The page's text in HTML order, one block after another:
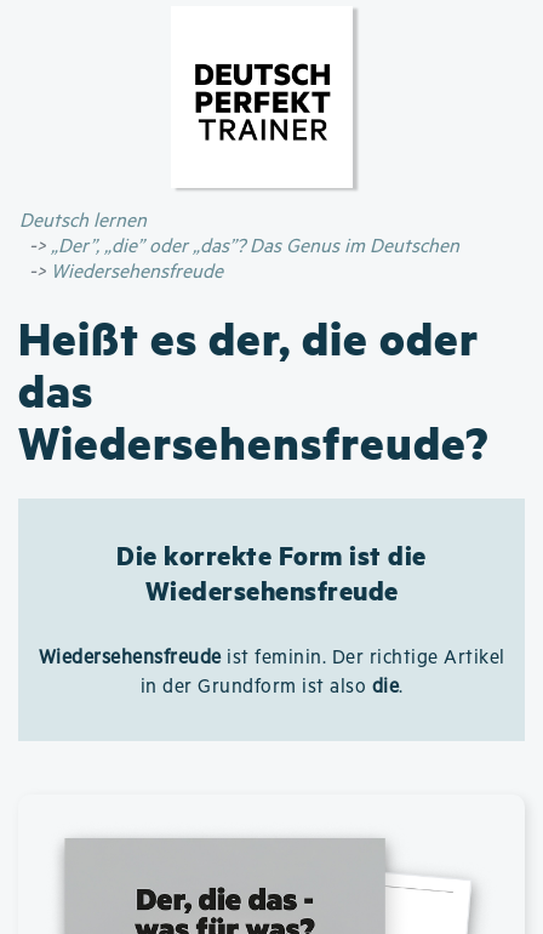
Inhalt
Deutsch lernen
„Der”, „die” oder „das”? Das Genus im Deutschen
Wiedersehensfreude
Heißt es der, die oder
das
Wiedersehensfreude?
Die korrekte Form ist die
Wiedersehensfreude
Wiedersehensfreudeist feminin. Der richtige Artikel
in der Grundform ist also die.